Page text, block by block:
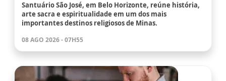
Santuário São José, em Belo Horizonte, reúne história,
arte sacra e espiritualidade em um dos mais
importantes destinos religiosos de Minas.
08 AGO 2026 - 07H55